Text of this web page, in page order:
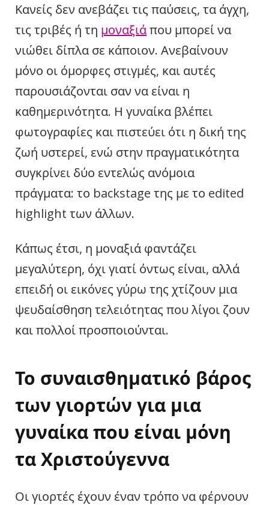
Κανείς δεν ανεβάζει τις παύσεις, τα άγχη,
τις τριβές ή τη μοναξιάπου μπορεί να
νιώθει δίπλα σε κάποιον. Ανεβαίνουν
μόνο οι όμορφες στιγμές, και αυτές
παρουσιάζονται σαν να είναι η
καθημερινότητα. Η γυναίκα βλέπει
φωτογραφίες και πιστεύει ότι η δική της
ζωή υστερεί, ενώ στην πραγματικότητα
συγκρίνει δύο εντελώς ανόμοια
πράγματα: το backstage της με το edited
highlight των άλλων.
Κάπως έτσι, η μοναξιά φαντάζει
μεγαλύτερη, όχι γιατί όντως είναι, αλλά
επειδή οι εικόνες γύρω της χτίζουν μια
ψευδαίσθηση τελειότητας που λίγοι ζουν
και πολλοί προσποιούνται.
Το συναισθηματικό βάρος
των γιορτών για μια
γυναίκα που είναι μόνη
τα Χριστούγεννα
Οι γιορτές έχουν έναν τρόπο να φέρνουν